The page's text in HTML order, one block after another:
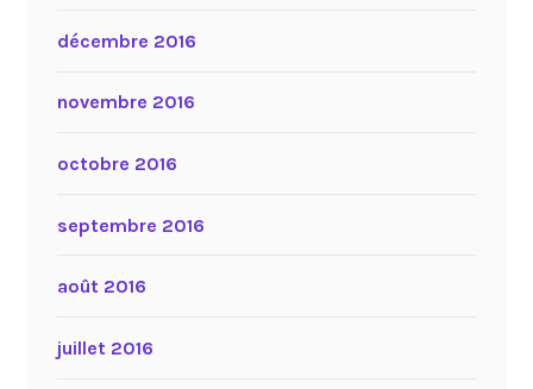
décembre 2016
novembre 2016
octobre 2016
septembre 2016
août 2016
juillet 2016